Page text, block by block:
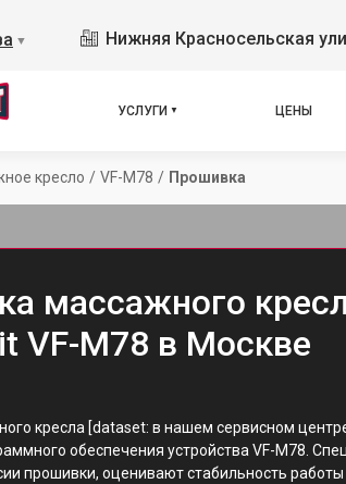
▼ Нижняя Красносельская
УСЛУГИ ЦЕНЫ
кресло / VF-M78 / Прошивка
массажного
VF-M78 в Москве
кресла [dataset: в нашем сервисном
обеспечения устройства VF-M78.
прошивки, оценивают стабильность